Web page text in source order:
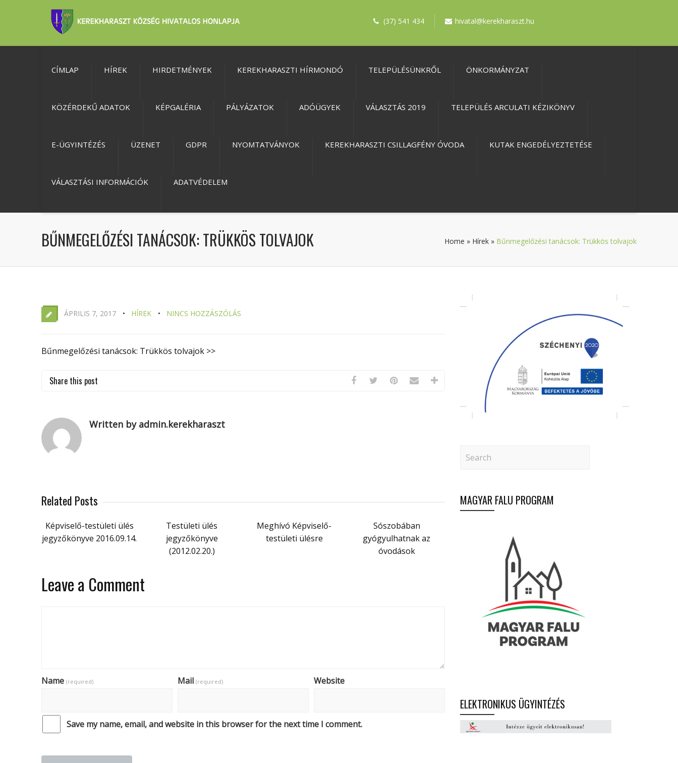
(37) 541 434 hivatal@kerekharaszt.hu
CÍMLAP HÍREK HIRDETMÉNYEK KEREKHARASZTI HÍRMONDÓ TELEPÜLÉSÜNKRŐL ÖNKORMÁNYZAT
KÖZÉRDEKŰ ADATOK KÉPGALÉRIA PÁLYÁZATOK ADÓÜGYEK VÁLASZTÁS 2019 TELEPÜLÉS ARCULATI KÉZIKÖNYV
E-ÜGYINTÉZÉS ÜZENET GDPR NYOMTATVÁNYOK KEREKHARASZTI CSILLAGFÉNY ÓVODA KUTAK ENGEDÉLYEZTETÉSE
VÁLASZTÁSI INFORMÁCIÓK ADATVÉDELEM
BŰNMEGELŐZÉSI TANÁCSOK: TRÜKKÖS TOLVAJOK Home » Hírek » Bűnmegelőzési tanácsok: Trükkös tolvajok
ÁPRILIS 7, 2017 HÍREK NINCS HOZZÁSZÓLÁS
Bűnmegelőzési tanácsok: Trükkös tolvajok >>
Share this post
Written by admin.kerekharaszt
Related Posts
Képviselő-testületi ülés
jegyzőkönyve 2016.09.14.
Testületi ülés
jegyzőkönyve
(2012.02.20.)
Meghívó Képviselő-
testületi ülésre
Sószobában
gyógyulhatnak az
óvodások
Leave a Comment
Name (required) Mail (required) Website
Save my name, email, and website in this browser for the next time I comment.
MAGYAR FALU PROGRAM
ELEKTRONIKUS ÜGYINTÉZÉS